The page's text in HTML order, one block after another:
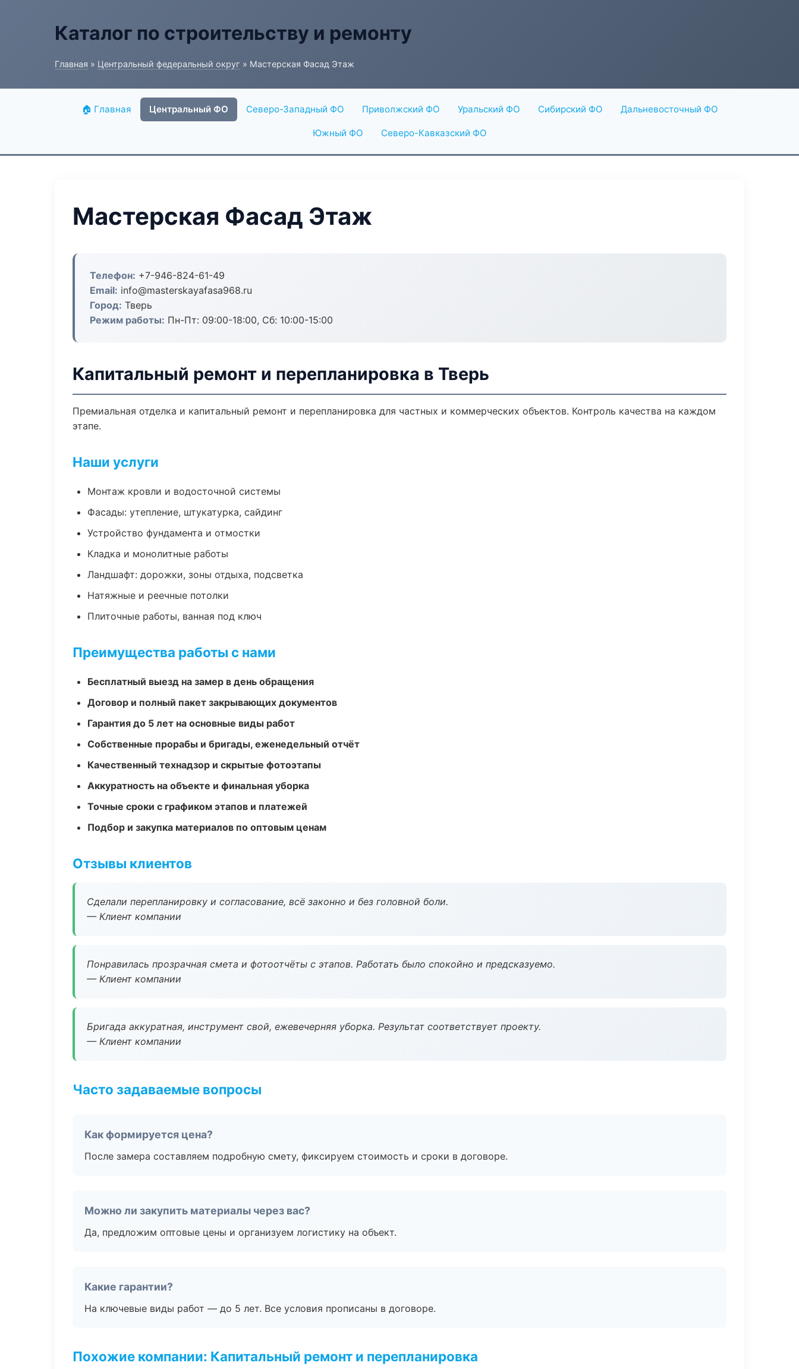
Каталог по строительству и ремонту
Главная » Центральный федеральный округ » Мастерская Фасад Этаж
🏠 Главная Центральный ФО Северо-Западный ФО Приволжский ФО Уральский ФО Сибирский ФО Дальневосточный ФО
Южный ФО Северо-Кавказский ФО
Мастерская Фасад Этаж
Телефон: +7-946-824-61-49
Email: info@masterskayafasa968.ru
Город: Тверь
Режим работы: Пн-Пт: 09:00-18:00, Сб: 10:00-15:00
Капитальный ремонт и перепланировка в Тверь
Премиальная отделка и капитальный ремонт и перепланировка для частных и коммерческих объектов. Контроль качества на каждом
этапе.
Наши услуги
Монтаж кровли и водосточной системы
Фасады: утепление, штукатурка, сайдинг
Устройство фундамента и отмостки
Кладка и монолитные работы
Ландшафт: дорожки, зоны отдыха, подсветка
Натяжные и реечные потолки
Плиточные работы, ванная под ключ
Преимущества работы с нами
Бесплатный выезд на замер в день обращения
Договор и полный пакет закрывающих документов
Гарантия до 5 лет на основные виды работ
Собственные прорабы и бригады, еженедельный отчёт
Качественный технадзор и скрытые фотоэтапы
Аккуратность на объекте и финальная уборка
Точные сроки с графиком этапов и платежей
Подбор и закупка материалов по оптовым ценам
Отзывы клиентов
Сделали перепланировку и согласование, всё законно и без головной боли.
— Клиент компании
Понравилась прозрачная смета и фотоотчёты с этапов. Работать было спокойно и предсказуемо.
— Клиент компании
Бригада аккуратная, инструмент свой, ежевечерняя уборка. Результат соответствует проекту.
— Клиент компании
Часто задаваемые вопросы
Как формируется цена?
После замера составляем подробную смету, фиксируем стоимость и сроки в договоре.
Можно ли закупить материалы через вас?
Да, предложим оптовые цены и организуем логистику на объект.
Какие гарантии?
На ключевые виды работ — до 5 лет. Все условия прописаны в договоре.
Похожие компании: Капитальный ремонт и перепланировка